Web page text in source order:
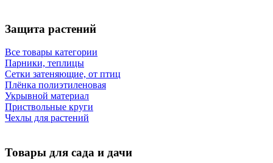
Защита растений
Все товары категории
Парники, теплицы
Сетки затеняющие, от птиц
Плёнка полиэтиленовая
Укрывной материал
Приствольные круги
Чехлы для растений
Товары для сада и дачи